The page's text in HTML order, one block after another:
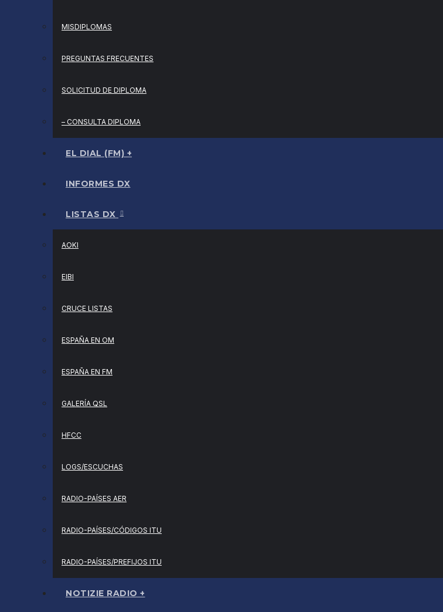
MISDIPLOMAS
PREGUNTAS FRECUENTES
SOLICITUD DE DIPLOMA
– CONSULTA DIPLOMA
EL DIAL (FM) +
INFORMES DX
LISTAS DX
AOKI
EIBI
CRUCE LISTAS
ESPAÑA EN OM
ESPAÑA EN FM
GALERÍA QSL
HFCC
LOGS/ESCUCHAS
RADIO-PAÍSES AER
RADIO-PAÍSES/CÓDIGOS ITU
RADIO-PAÍSES/PREFIJOS ITU
NOTIZIE RADIO +